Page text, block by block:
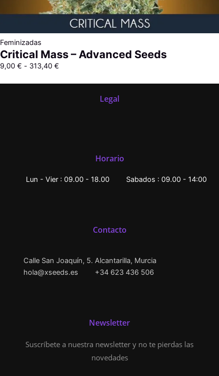
Feminizadas
Critical Mass – Advanced Seeds
9,00 € - 313,40 €
Legal
Horario
Lun - Vier : 09.00 - 18.00 Sabados : 09.00 - 14:00
Contacto
Calle San Joaquín, 5. Alcantarilla, Murcia
hola@xseeds.es
+34 623 436 506
Newsletter
Suscríbete a nuestra newsletter y no te pierdas las
novedades